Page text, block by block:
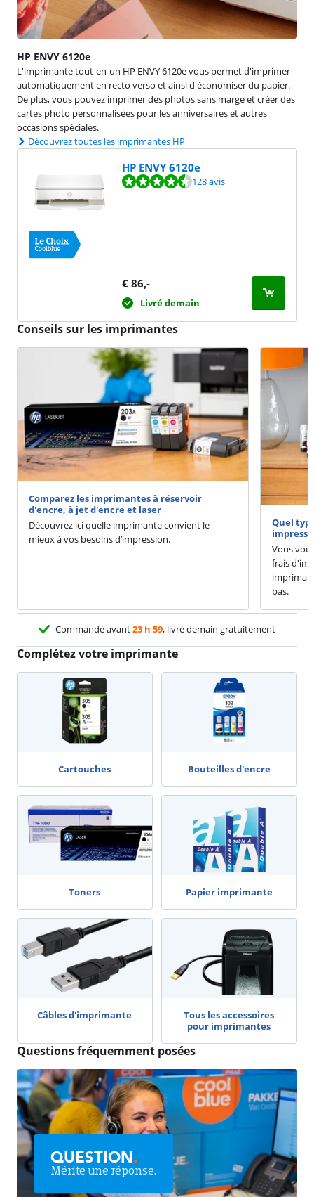
HP ENVY 6120e
L'imprimante tout-en-un HP ENVY 6120e vous permet d'imprimer
automatiquement en recto verso et ainsi d'économiser du papier.
De plus, vous pouvez imprimer des photos sans marge et créer des
cartes photo personnalisées pour les anniversaires et autres
occasions spéciales.
Découvrez toutes les imprimantes HP
HP ENVY 6120e
La note est de 8,9 sur 10, basée sur 128 avis. 128 avis
€ 86,-
Livré demain
Conseils sur les imprimantes
Comparez les imprimantes à réservoir
d'encre, à jet d'encre et laser
Découvrez ici quelle imprimante convient le
mieux à vos besoins d’impression.
Quel
Vous
frais
bas.
Commandé avant23 h 59, livré demain gratuitement
Complétez votre imprimante
Cartouches Bouteilles d'encre
Toners Papier imprimante
Câbles d'imprimante
Tous les accessoires
pour imprimantes
Questions fréquemment posées
QUESTION.
Mérite une réponse.